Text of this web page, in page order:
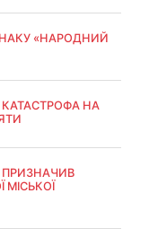
«НАРОДНИЙ
КАТАСТРОФА НА